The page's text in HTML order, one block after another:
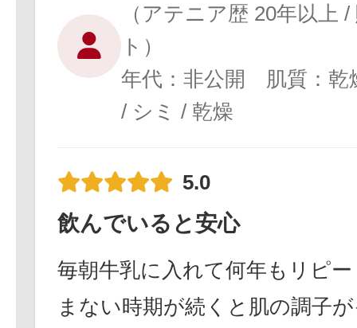
（アテニア歴 20年以上
ト）
年代：非公開 肌質：
/ シミ / 乾燥
5.0
飲んでいると安心
毎朝牛乳に入れて何年もリピ
まない時期が続くと肌の調子